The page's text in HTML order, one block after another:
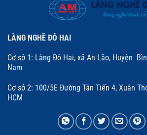
LÀNG NGHỀ ĐÔ HAI
Cơ sở 1: Làng Đô Hai, xã An Lão, Huyện
Nam
Cơ sở 2: 100/5E Đường Tân Tiến 4, Xuân
HCM